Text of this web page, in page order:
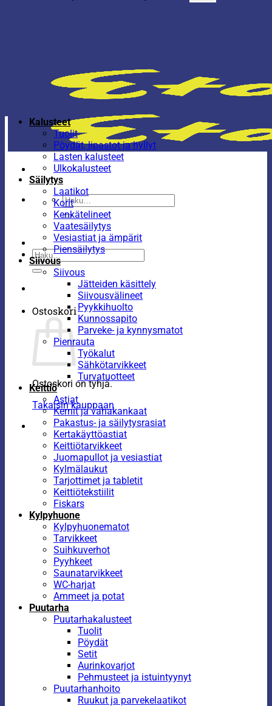
Etsi:
Etsi:
Ostoskori
Ostoskori on tyhjä.
Takaisin kauppaan
Kalusteet
Tuolit
Pöydät, lipastot ja hyllyt
Lasten kalusteet
Ulkokalusteet
Säilytys
Laatikot
Korit
Kenkätelineet
Vaatesäilytys
Vesiastiat ja ämpärit
Piensäilytys
Siivous
Siivous
Jätteiden käsittely
Siivousvälineet
Pyykkihuolto
Kunnossapito
Parveke- ja kynnysmatot
Pienrauta
Työkalut
Sähkötarvikkeet
Turvatuotteet
Keittiö
Astiat
Kernit ja vahakankaat
Pakastus- ja säilytysrasiat
Kertakäyttöastiat
Keittiötarvikkeet
Juomapullot ja vesiastiat
Kylmälaukut
Tarjottimet ja tabletit
Keittiötekstiilit
Fiskars
Kylpyhuone
Kylpyhuonematot
Tarvikkeet
Suihkuverhot
Pyyhkeet
Saunatarvikkeet
WC-harjat
Ammeet ja potat
Puutarha
Puutarhakalusteet
Tuolit
Pöydät
Setit
Aurinkovarjot
Pehmusteet ja istuintyynyt
Puutarhanhoito
Ruukut ja parvekelaatikot